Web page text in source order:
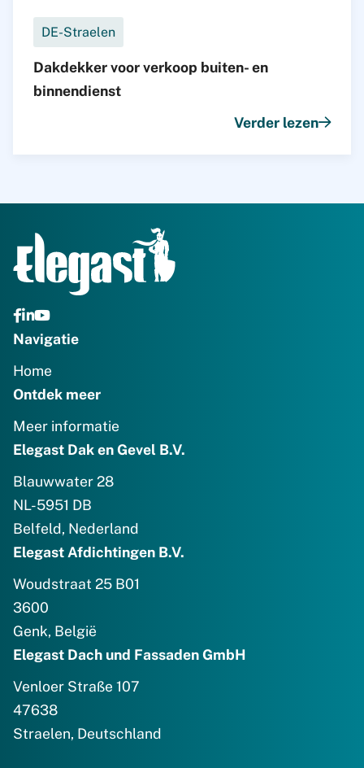
DE-Straelen
Dakdekker voor verkoop buiten- en
binnendienst
Verder lezen
Navigatie
Home
Ontdek meer
Meer informatie
Elegast Dak en Gevel B.V.
Blauwwater 28
NL-5951 DB
Belfeld, Nederland
Elegast Afdichtingen B.V.
Woudstraat 25 B01
3600
Genk, België
Elegast Dach und Fassaden GmbH
Venloer Straße 107
47638
Straelen, Deutschland